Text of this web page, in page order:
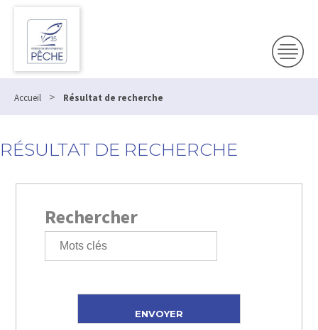
Accueil > Résultat de recherche
RÉSULTAT DE RECHERCHE
Rechercher